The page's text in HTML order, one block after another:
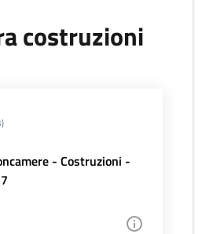
costruzioni
- Costruzioni -